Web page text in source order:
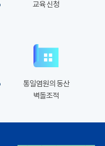
교육 신청
통일염원의 동산
벽돌조적